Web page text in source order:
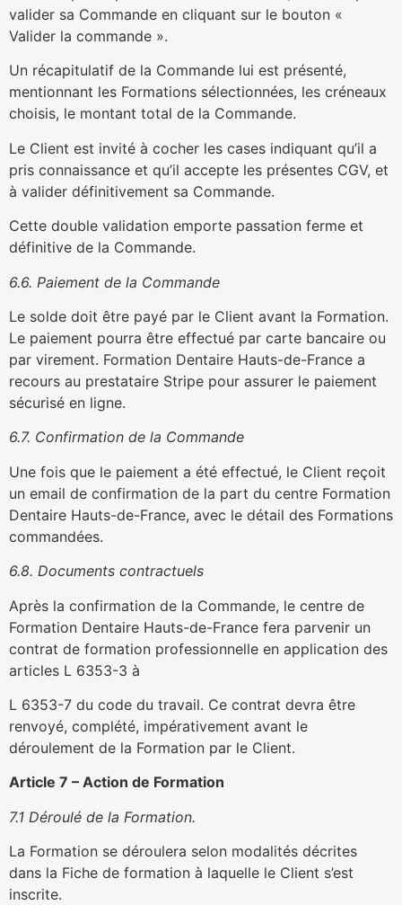
valider sa Commande en cliquant sur le bouton «
Valider la commande ».
Un récapitulatif de la Commande lui est présenté,
mentionnant les Formations sélectionnées, les créneaux
choisis, le montant total de la Commande.
Le Client est invité à cocher les cases indiquant qu’il a
pris connaissance et qu’il accepte les présentes CGV, et
à valider définitivement sa Commande.
Cette double validation emporte passation ferme et
définitive de la Commande.
6.6. Paiement de la Commande
Le solde doit être payé par le Client avant la Formation.
Le paiement pourra être effectué par carte bancaire ou
par virement. Formation Dentaire Hauts-de-France a
recours au prestataire Stripe pour assurer le paiement
sécurisé en ligne.
6.7. Confirmation de la Commande
Une fois que le paiement a été effectué, le Client reçoit
un email de confirmation de la part du centre Formation
Dentaire Hauts-de-France, avec le détail des Formations
commandées.
6.8. Documents contractuels
Après la confirmation de la Commande, le centre de
Formation Dentaire Hauts-de-France fera parvenir un
contrat de formation professionnelle en application des
articles L 6353-3 à
L 6353-7 du code du travail. Ce contrat devra être
renvoyé, complété, impérativement avant le
déroulement de la Formation par le Client.
Article 7 – Action de Formation
7.1 Déroulé de la Formation.
La Formation se déroulera selon modalités décrites
dans la Fiche de formation à laquelle le Client s’est
inscrite.